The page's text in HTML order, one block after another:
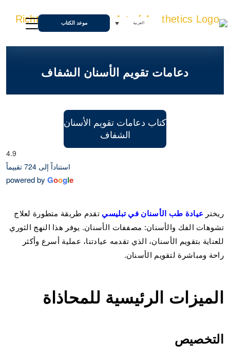
العربية موعد الكتاب
دعامات تقويم الأسنان الشفاف
كتاب دعامات تقويم الأسنان
الشفاف
4.9
استناداً إلى 724 تقييماً
powered by Google
ريختر عيادة طب الأسنان في تبليسي تقدم طريقة متطورة لعلاج
تشوهات الفك والأسنان: مصففات الأسنان. يوفر هذا النهج الثوري
للعناية بتقويم الأسنان، الذي تقدمه عيادتنا، عملية أسرع وأكثر
راحة ومباشرة لتقويم الأسنان.
الميزات الرئيسية للمحاذاة
التخصيص